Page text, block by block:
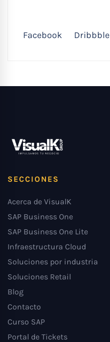
Facebook Dribbble
SECCIONES
Acerca de VisualK
SAP Business One
SAP Business One Lite
Infraestructura Cloud
Soluciones por industria
Soluciones Retail
Blog
Contacto
Curso SAP
Portal de Tickets